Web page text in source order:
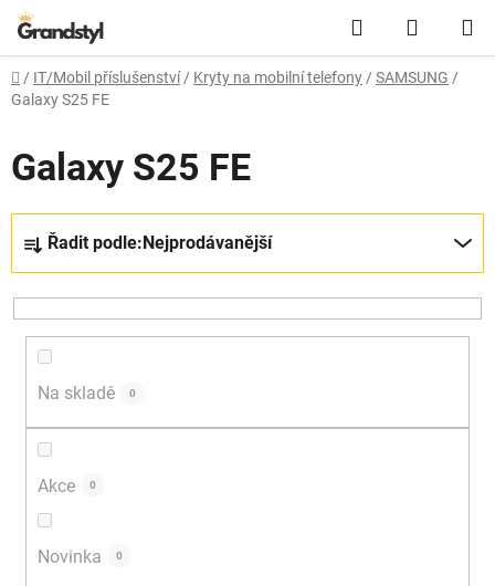
Přejít na obsah Hledat
Domů
/ IT/Mobil příslušenství / Kryty na mobilní telefony / SAMSUNG /
Galaxy S25 FE
Galaxy S25 FE
Řazení produktů
Řadit podle:Nejprodávanější
Na skladě 0
Akce 0
Novinka 0